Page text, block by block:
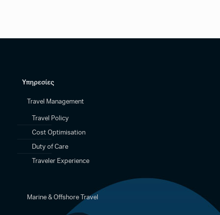
Υπηρεσίες
Travel Management
Travel Policy
Cost Optimisation
Duty of Care
Traveler Experience
Marine & Offshore Travel